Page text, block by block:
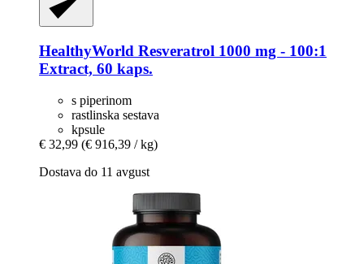
HealthyWorld Resveratrol 1000 mg -​ 100:1
Extract, 60 kaps.
s piperinom
rastlinska sestava
kpsule
€ 32,99 (€ 916,39 / kg)
Dostava do 11 avgust